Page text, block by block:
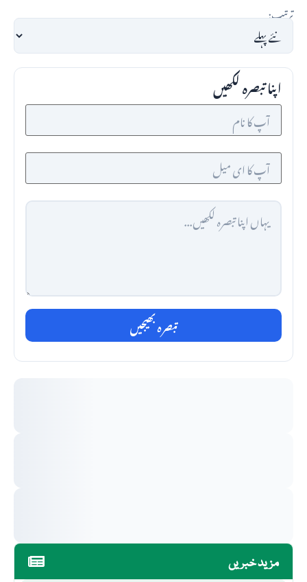
مزید خبریں
ترتیب:
اپنا تبصرہ لکھیں
تبصرہ بھیجیں